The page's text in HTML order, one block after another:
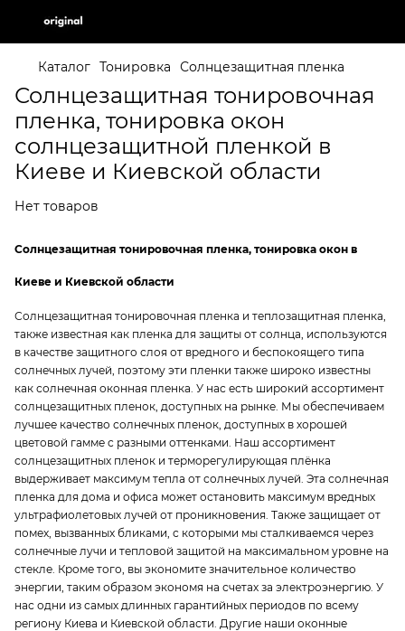
Каталог Тонировка Солнцезащитная пленка
Солнцезащитная тонировочная
пленка, тонировка окон
солнцезащитной пленкой в
Киеве и Киевской области
Нет товаров
Солнцезащитная тонировочная пленка, тонировка окон в
Киеве и Киевской области
Солнцезащитная тонировочная пленка и теплозащитная пленка,
также известная как пленка для защиты от солнца, используются
в качестве защитного слоя от вредного и беспокоящего типа
солнечных лучей, поэтому эти пленки также широко известны
как солнечная оконная пленка. У нас есть широкий ассортимент
солнцезащитных пленок, доступных на рынке. Мы обеспечиваем
лучшее качество солнечных пленок, доступных в хорошей
цветовой гамме с разными оттенками. Наш ассортимент
солнцезащитных пленок и терморегулирующая плёнка
выдерживает максимум тепла от солнечных лучей. Эта солнечная
пленка для дома и офиса может остановить максимум вредных
ультрафиолетовых лучей от проникновения. Также защищает от
помех, вызванных бликами, с которыми мы сталкиваемся через
солнечные лучи и тепловой защитой на максимальном уровне на
стекле. Кроме того, вы экономите значительное количество
энергии, таким образом экономя на счетах за электроэнергию. У
нас одни из самых длинных гарантийных периодов по всему
региону Киева и Киевской области. Другие наши оконные